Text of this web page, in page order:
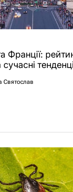
Франції:
Святослав